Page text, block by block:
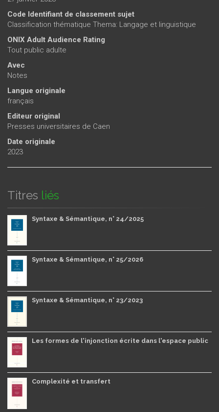
Code Identifiant de classement sujet
Classification thématique Thema: Langage et linguistique
ONIX Adult Audience Rating
Tout public adulte
Avec
Notes
Langue originale
français
Editeur original
Presses universitaires de Caen
Date originale
2023
Titres liés
Syntaxe & Sémantique, n° 24/2025
Syntaxe & Sémantique, n° 25/2026
Syntaxe & Sémantique, n° 23/2023
Les formes de l'injonction écrite dans l'espace public
Complexité et transfert